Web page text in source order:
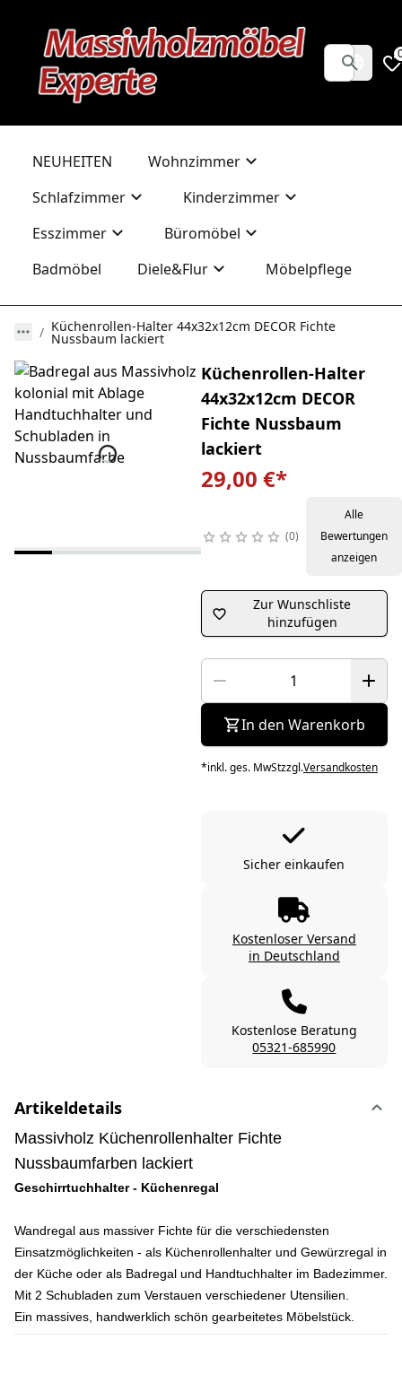
NEUHEITEN
Wohnzimmer
Schlafzimmer
Kinderzimmer
Esszimmer
Büromöbel
Badmöbel
Diele&Flur Möbelpflege
Küchenrollen-Halter 44x32x12cm DECOR Fichte
Nussbaum lackiert
Küchenrollen-Halter
44x32x12cm DECOR
Fichte Nussbaum
lackiert
29,00 €*
0
Alle
Bewertungen
anzeigen
Zur Wunschliste
hinzufügen
In den Warenkorb
*inkl. ges. MwStzzgl.Versandkosten
Sicher einkaufen
Kostenloser Versand
in Deutschland
Kostenlose Beratung
05321-685990
Artikeldetails
Massivholz Küchenrollenhalter Fichte
Nussbaumfarben lackiert
Geschirrtuchhalter - Küchenregal
Wandregal aus massiver Fichte für die verschiedensten
Einsatzmöglichkeiten - als Küchenrollenhalter und Gewürzregal in
der Küche oder als Badregal und Handtuchhalter im Badezimmer.
Mit 2 Schubladen zum Verstauen verschiedener Utensilien.
Ein massives, handwerklich schön gearbeitetes Möbelstück.